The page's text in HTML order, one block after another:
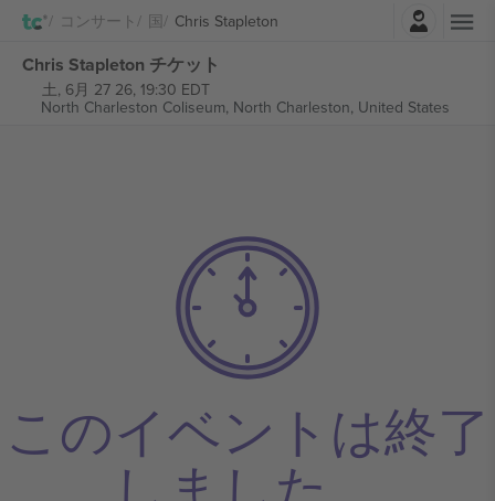
コンサート 国 Chris Stapleton
Chris Stapleton チケット
土, 6月 27 26, 19:30 EDT
North Charleston Coliseum, North Charleston, United States
このイベントは終了